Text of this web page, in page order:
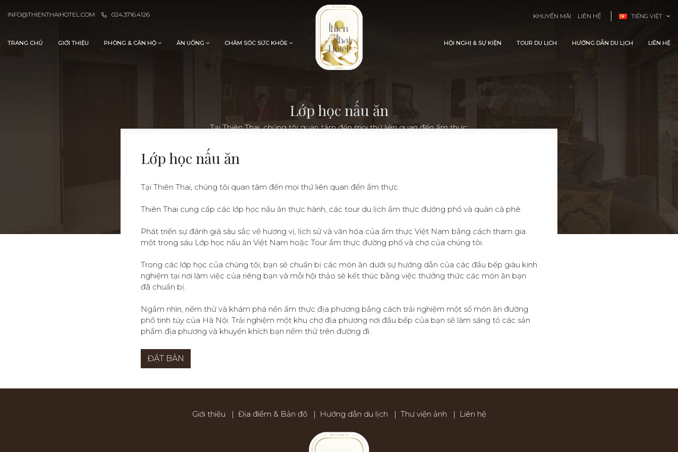
INFO@THIENTHAIHOTEL.COM 024.3716.4126 KHUYẾN MÃI LIÊN HỆ TIẾNG VIỆT
TRANG CHỦ GIỚI THIỆU PHÒNG & CĂN HỘ ĂN UỐNG CHĂM SÓC SỨC KHỎE HỘI NGHỊ & SỰ KIỆN TOUR DU LỊCH HƯỚNG DẪN DU LỊCH LIÊN HỆ
Lớp học nấu ăn
Tại Thiên Thai, chúng tôi quan tâm đến mọi thứ liên quan đến ẩm thực.
Lớp học nấu ăn
Tại Thiên Thai, chúng tôi quan tâm đến mọi thứ liên quan đến ẩm thực.
Thiên Thai cung cấp các lớp học nấu ăn thực hành, các tour du lịch ẩm thực đường phố và quán cà phê.
Phát triển sự đánh giá sâu sắc về hương vị, lịch sử và văn hóa của ẩm thực Việt Nam bằng cách tham gia
một trong sáu Lớp học nấu ăn Việt Nam hoặc Tour ẩm thực đường phố và chợ của chúng tôi.
Trong các lớp học của chúng tôi, bạn sẽ chuẩn bị các món ăn dưới sự hướng dẫn của các đầu bếp giàu kinh
nghiệm tại nơi làm việc của riêng bạn và mỗi hội thảo sẽ kết thúc bằng việc thưởng thức các món ăn bạn
đã chuẩn bị.
Ngắm nhìn, nếm thử và khám phá nền ẩm thực địa phương bằng cách trải nghiệm một số món ăn đường
phố tinh túy của Hà Nội. Trải nghiệm một khu chợ địa phương nơi đầu bếp của bạn sẽ làm sáng tỏ các sản
phẩm địa phương và khuyến khích bạn nếm thử trên đường đi.
ĐẶT BÀN
Giới thiệu | Địa điểm & Bản đồ| Hướng dẫn du lịch | Thư viện ảnh | Liên hệ